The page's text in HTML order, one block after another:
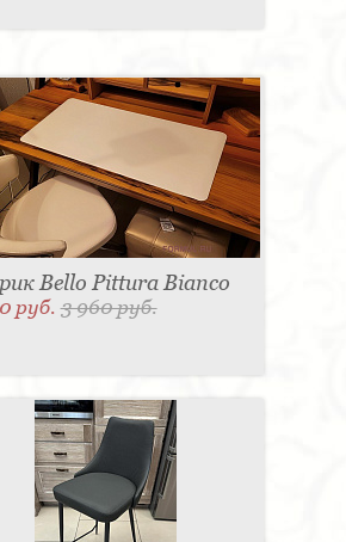
Bello Pittura Bianco
руб.3 960 руб.